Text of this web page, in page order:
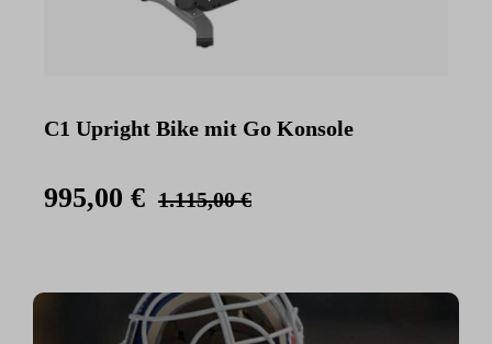
C1 Upright Bike mit Go Konsole
995,00 € 1.115,00 €